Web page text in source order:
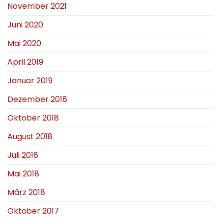
November 2021
Juni 2020
Mai 2020
April 2019
Januar 2019
Dezember 2018
Oktober 2018
August 2018
Juli 2018
Mai 2018
März 2018
Oktober 2017